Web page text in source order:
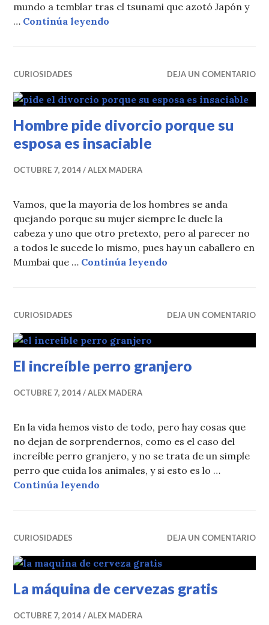
mundo a temblar tras el tsunami que azotó Japón y
… Continúa leyendo
CURIOSIDADES DEJA UN COMENTARIO
Hombre pide divorcio porque su
esposa es insaciable
OCTUBRE 7, 2014 ALEX MADERA
Vamos, que la mayoría de los hombres se anda
quejando porque su mujer siempre le duele la
cabeza y uno que otro pretexto, pero al parecer no
a todos le sucede lo mismo, pues hay un caballero en
Mumbai que … Continúa leyendo
CURIOSIDADES DEJA UN COMENTARIO
El increíble perro granjero
OCTUBRE 7, 2014 ALEX MADERA
En la vida hemos visto de todo, pero hay cosas que
no dejan de sorprendernos, como es el caso del
increíble perro granjero, y no se trata de un simple
perro que cuida los animales, y si esto es lo …
Continúa leyendo
CURIOSIDADES DEJA UN COMENTARIO
La máquina de cervezas gratis
OCTUBRE 7, 2014 ALEX MADERA